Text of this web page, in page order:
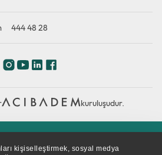
kişiselleştirmek, sosyal medya
kuruluşudur.
444 48 28